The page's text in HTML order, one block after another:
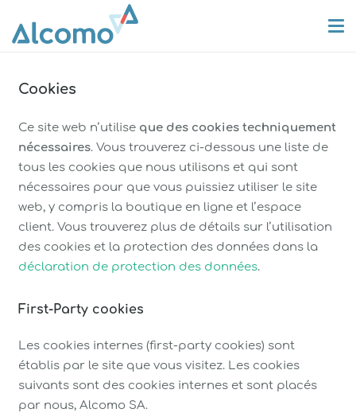
Cookies
Ce site web n’utilise que des cookies techniquement
nécessaires. Vous trouverez ci-dessous une liste de
tous les cookies que nous utilisons et qui sont
nécessaires pour que vous puissiez utiliser le site
web, y compris la boutique en ligne et l’espace
client. Vous trouverez plus de détails sur l’utilisation
des cookies et la protection des données dans la
déclaration de protection des données.
First-Party cookies
Les cookies internes (first-party cookies) sont
établis par le site que vous visitez. Les cookies
suivants sont des cookies internes et sont placés
par nous, Alcomo SA.